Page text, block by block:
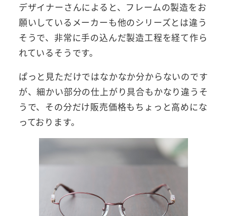
デザイナーさんによると、フレームの製造をお
願いしているメーカーも他のシリーズとは違う
そうで、非常に手の込んだ製造工程を経て作ら
れているそうです。
ぱっと見ただけではなかなか分からないのです
が、細かい部分の仕上がり具合もかなり違うそ
うで、その分だけ販売価格もちょっと高めにな
っております。